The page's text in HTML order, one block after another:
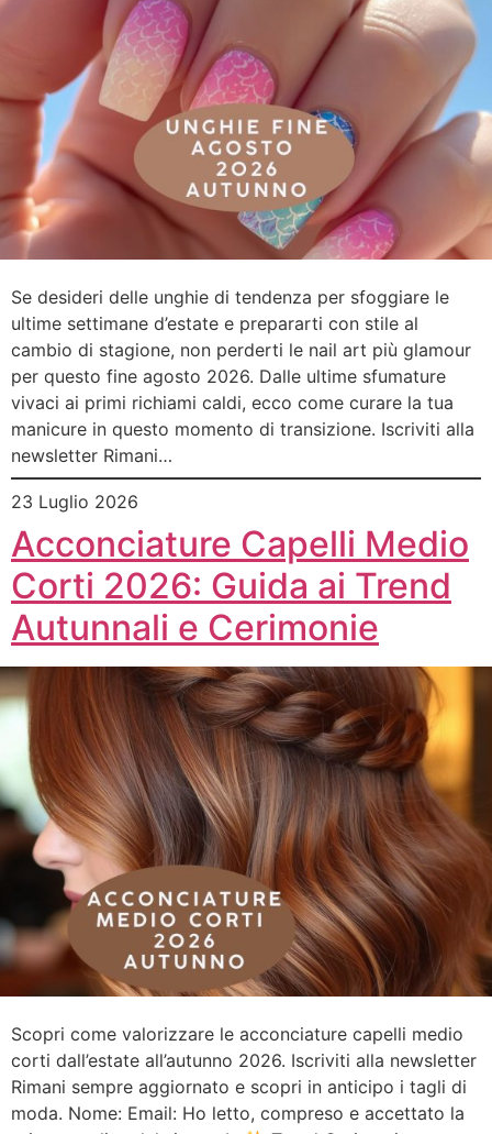
Se desideri delle unghie di tendenza per sfoggiare le
ultime settimane d’estate e prepararti con stile al
cambio di stagione, non perderti le nail art più glamour
per questo fine agosto 2026. Dalle ultime sfumature
vivaci ai primi richiami caldi, ecco come curare la tua
manicure in questo momento di transizione. Iscriviti alla
newsletter Rimani…
23 Luglio 2026
Acconciature Capelli Medio
Corti 2026: Guida ai Trend
Autunnali e Cerimonie
Scopri come valorizzare le acconciature capelli medio
corti dall’estate all’autunno 2026. Iscriviti alla newsletter
Rimani sempre aggiornato e scopri in anticipo i tagli di
moda. Nome: Email: Ho letto, compreso e accettato la